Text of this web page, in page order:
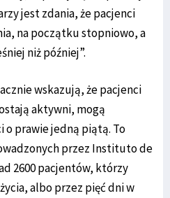
jest zdania, że pacjenci
na początku stopniowo, a
niż później”.
wskazują, że pacjenci
aktywni, mogą
o prawie jedną piątą. To
przez Instituto de
2600 pacjentów, którzy
albo przez pięć dni w